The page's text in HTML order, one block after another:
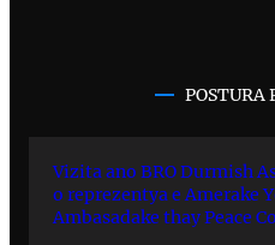
POSTURA
Vizita ano BRO Durmish
o reprezentya e Amerake
Ambasadake thay Peace